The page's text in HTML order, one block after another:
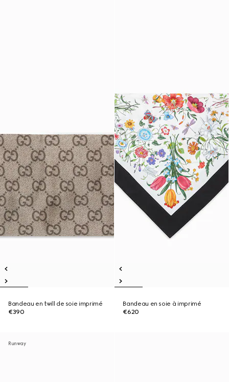
Bandeau en twill de soie imprimé
€390
Bandeau en soie à imprimé
€620
Runway